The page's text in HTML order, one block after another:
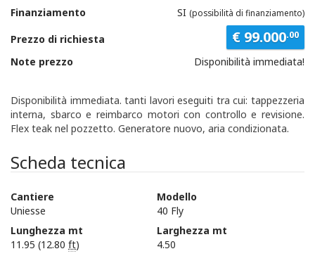
Finanziamento SI (possibilità di finanziamento)
Prezzo di richiesta € 99.000.00
Note prezzo Disponibilità immediata!
Disponibilità immediata. tanti lavori eseguiti tra cui: tappezzeria
interna, sbarco e reimbarco motori con controllo e revisione.
Flex teak nel pozzetto. Generatore nuovo, aria condizionata.
Scheda tecnica
Cantiere
Uniesse
Lunghezza mt
11.95 (12.80 ft)
Modello
40 Fly
Larghezza mt
4.50